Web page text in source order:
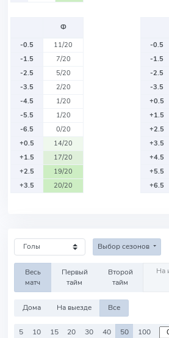
Ф
-0.5
11/20
-1.5
7/20
-2.5
5/20
-3.5
2/20
-4.5
1/20
-5.5
1/20
-6.5
0/20
+0.5
14/20
+1.5
17/20
+2.5
19/20
+3.5
20/20
-0.5
-1.5
-2.5
-3.5
+0.5
+1.5
+2.5
+3.5
+4.5
+5.5
+6.5
Выбор сезонов
Весь
матч
Первый
тайм
Второй
тайм
Дома На выезде Все
5 10 15 20 30 40 50 100